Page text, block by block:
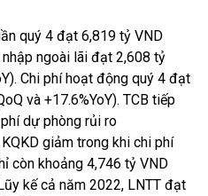
quý 4 đạt 6,819 tỷ VND
nhập ngoài lãi đạt 2,608 tỷ
Chi phí hoạt động quý 4 đạt
và +17.6%YoY). TCB tiếp
dự phòng rủi ro
giảm trong khi chi phí
còn khoảng 4,746 tỷ VND
kế cả năm 2022, LNTT đạt